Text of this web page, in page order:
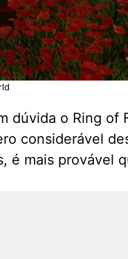
dúvida o Ring of
considerável
é mais provável